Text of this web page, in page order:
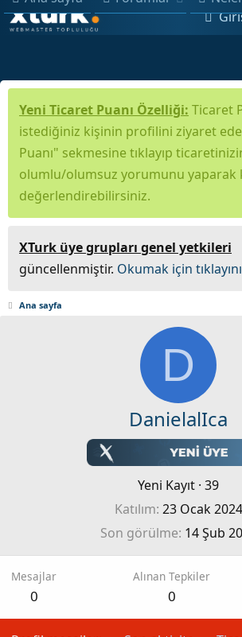
Yeni Ticaret Puanı Özelliği: Ticaret
istediğiniz kişinin profilini ziyaret
Puanı" sekmesine tıklayıp
olumlu/olumsuz yorumunu yaparak
değerlendirebilirsiniz.
XTurk üye grupları genel yetkileri
güncellenmiştir. Okumak için
Ana sayfa
D
DanielalIca
Yeni Kayıt · 39
Katılım 23 Ocak 2024
Son görülme 14 Şub
Mesajlar
0
Alınan Tepkiler
0